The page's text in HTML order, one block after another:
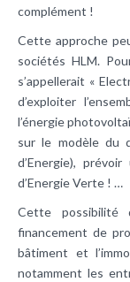
complément !
Cette approche
sociétés HLM.
s’appellerait «
d’exploiter
l’énergie
sur le modèle du
d’Energie),
d’Energie Verte ! …
Cette possibilité
financement de
bâtiment et
notamment les